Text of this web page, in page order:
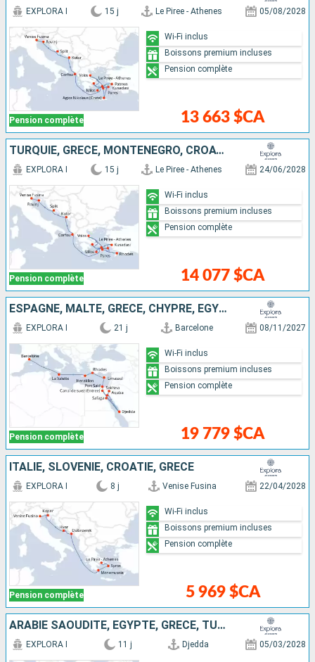
Pension complète
EXPLORA I 15 j Le Piree - Athenes 05/08/2028
13 663 $CA
Wi-Fi inclus
Boissons premium incluses
Pension complète
TURQUIE, GRÈCE, MONTÉNÉGRO, CROATIE, ITALIE
Pension complète
EXPLORA I 15 j Le Piree - Athenes 24/06/2028
14 077 $CA
Wi-Fi inclus
Boissons premium incluses
Pension complète
ESPAGNE, MALTE, GRÈCE, CHYPRE, EGYPTE, JORDANIE, ARABIE SAOUDITE
Pension complète
EXPLORA I 21 j Barcelone 08/11/2027
19 779 $CA
Wi-Fi inclus
Boissons premium incluses
Pension complète
ITALIE, SLOVÉNIE, CROATIE, GRÈCE
Pension complète
EXPLORA I 8 j Venise Fusina 22/04/2028
5 969 $CA
Wi-Fi inclus
Boissons premium incluses
Pension complète
ARABIE SAOUDITE, EGYPTE, GRÈCE, TURQUIE
EXPLORA I 11 j Djedda 05/03/2028